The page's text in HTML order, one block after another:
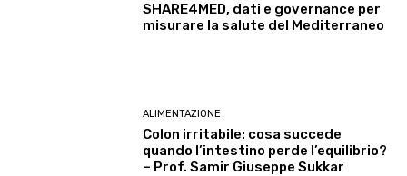
SHARE4MED, dati e governance per
misurare la salute del Mediterraneo
ALIMENTAZIONE
Colon irritabile: cosa succede
quando l’intestino perde l’equilibrio?
– Prof. Samir Giuseppe Sukkar